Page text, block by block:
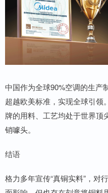
中国作为全球90%空调的生产
超越欧美标准，实现全球引领
牌的用料、工艺均处于世界顶
销噱头。
结语
格力多年宣传“真铜实料”，对